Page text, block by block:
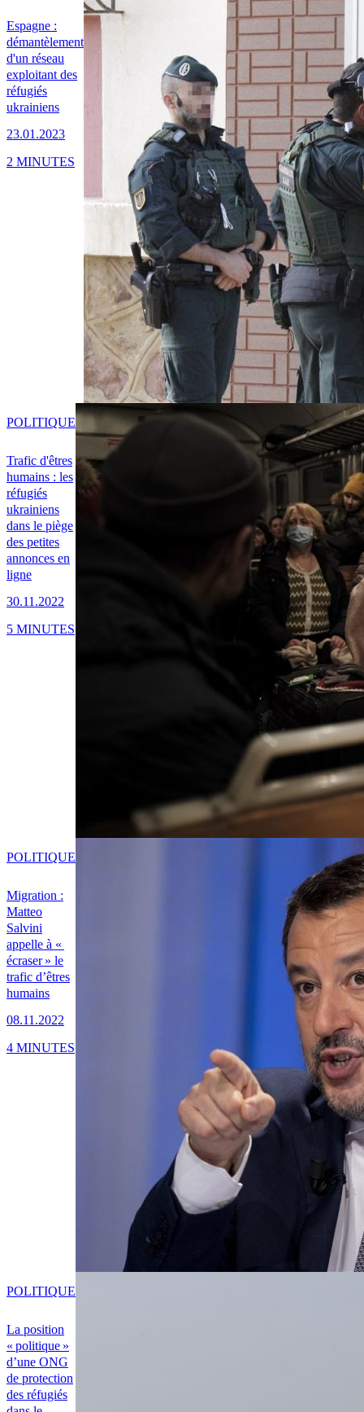
Espagne :
démantèlement
d'un réseau
exploitant des
réfugiés
ukrainiens
23.01.2023
2 MINUTES
Trafic d'êtres
humains : les
réfugiés
ukrainiens
dans le piège
des petites
annonces en
ligne
30.11.2022
POLITIQUE
5 MINUTES
Migration :
Matteo
Salvini
appelle à «
écraser » le
trafic d’êtres
humains
08.11.2022
POLITIQUE
4 MINUTES
La position
« politique »
d’une ONG
de protection
des réfugiés
POLITIQUE